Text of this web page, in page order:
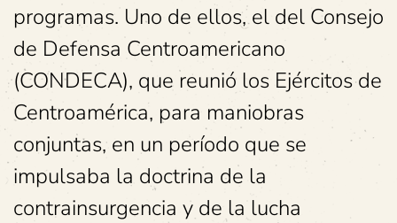
programas. Uno de ellos, el del Consejo
de Defensa Centroamericano
(CONDECA), que reunió los Ejércitos de
Centroamérica, para maniobras
conjuntas, en un período que se
impulsaba la doctrina de la
contrainsurgencia y de la lucha